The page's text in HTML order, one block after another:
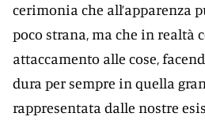
cerimonia che all’apparenza
poco strana, ma che in realtà
attaccamento alle cose,
dura per sempre in quella
rappresentata dalle nostre